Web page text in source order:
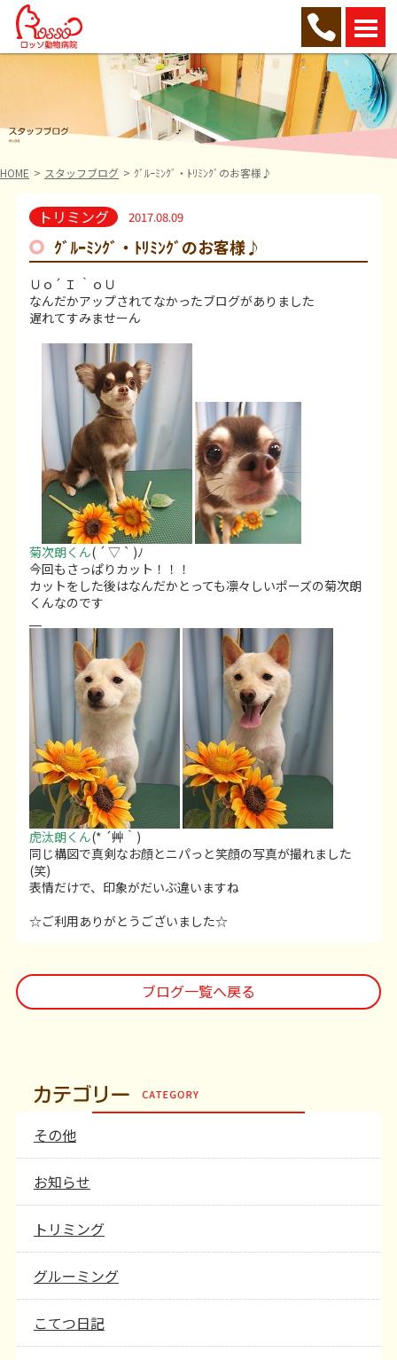
HOME スタッフブログ ｸﾞﾙｰﾐﾝｸﾞ・ﾄﾘﾐﾝｸﾞのお客様♪
トリミング 2017.08.09
ｸﾞﾙｰﾐﾝｸﾞ・ﾄﾘﾐﾝｸﾞのお客様♪
Ｕｏ´ Ｉ ｀ｏＵ
なんだかアップされてなかったブログがありました
遅れてすみませーん
菊次朗くん( ´ ▽ ` )ﾉ
今回もさっぱりカット！！！
カットをした後はなんだかとっても凛々しいポーズの菊次朗
くんなのです
虎汰朗くん(* ´艸｀)
同じ構図で真剣なお顔とニパっと笑顔の写真が撮れました
(笑)
表情だけで、印象がだいぶ違いますね
☆ご利用ありがとうございました☆
ブログ一覧へ戻る
その他
お知らせ
トリミング
グルーミング
こてつ日記